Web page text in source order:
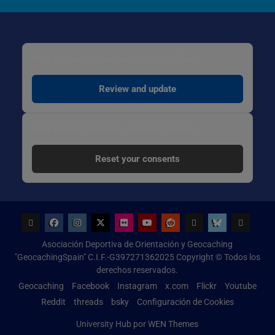
Review and update
Reset your consents
Asociación Deportiva de Orientación y Geocaching
"GeocachingSpain" C.I.F.-G397271362025 Copyright © Todos los
derechos reservados.
Geocaching
Facebook Instagram x.com Flickr
Youtube
Reddit
threads bsky Configuración de Cookies
University Hub porWEN Themes